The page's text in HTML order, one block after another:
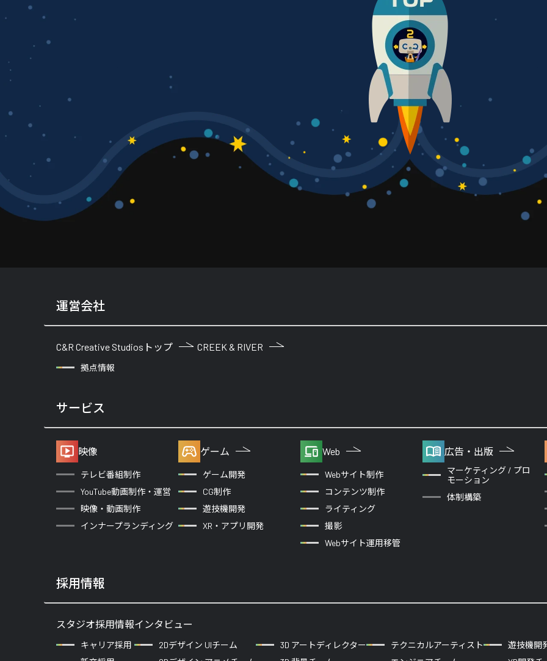
運営会社
C&R Creative Studiosトップ
拠点情報
CREEK & RIVER
サービス
映像
テレビ番組制作
YouTube動画制作・運営
映像・動画制作
インナープランディング
ゲーム
ゲーム開発
CG制作
遊技機開発
XR・アプリ開発
Web
Webサイト制作
コンテンツ制作
ライティング
撮影
Webサイト運用移管
広告・出版
マーケティング / プロ
モーション
体制構築
採用情報
スタジオ採用情報
キャリア採用
インタビュー
2Dデザイン UIチーム
3D アートディレクター
テクニカルアーティスト
遊技機開